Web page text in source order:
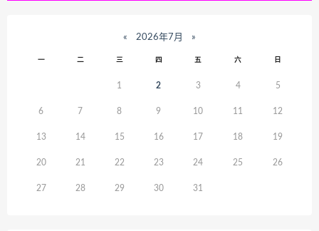
« 2026年7月 »
一 二 三 四 五 六 日
1 2 3 4 5
6 7 8 9 10 11 12
13 14 15 16 17 18 19
20 21 22 23 24 25 26
27 28 29 30 31